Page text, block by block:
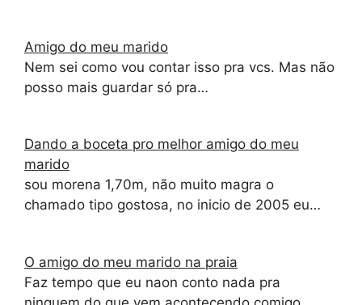
Amigo do meu marido
Nem sei como vou contar isso pra vcs. Mas não
posso mais guardar só pra…
Dando a boceta pro melhor amigo do meu
marido
sou morena 1,70m, não muito magra o
chamado tipo gostosa, no inicio de 2005 eu…
O amigo do meu marido na praia
Faz tempo que eu naon conto nada pra